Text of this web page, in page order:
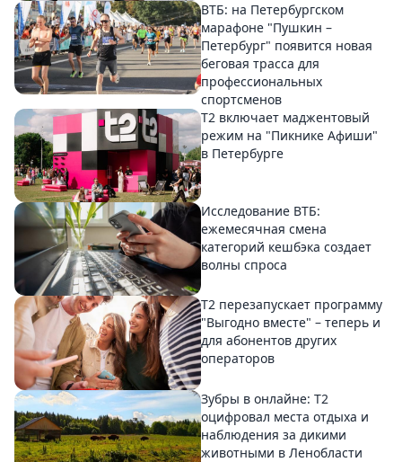
ВТБ: на Петербургском
марафоне "Пушкин –
Петербург" появится новая
беговая трасса для
профессиональных
спортсменов
Т2 включает маджентовый
режим на "Пикнике Афиши"
в Петербурге
Исследование ВТБ:
ежемесячная смена
категорий кешбэка создает
волны спроса
Т2 перезапускает программу
"Выгодно вместе" – теперь и
для абонентов других
операторов
Зубры в онлайне: Т2
оцифровал места отдыха и
наблюдения за дикими
животными в Ленобласти